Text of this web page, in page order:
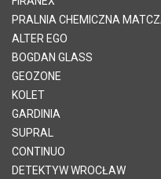
PRALNIA CHEMICZNA
ALTER EGO
BOGDAN GLASS
GEOZONE
KOLET
GARDINIA
SUPRAL
CONTINUO
DETEKTYW WROCŁAW